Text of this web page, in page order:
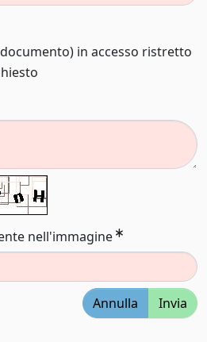
in accesso ristretto
nell'immagine
Annulla Invia